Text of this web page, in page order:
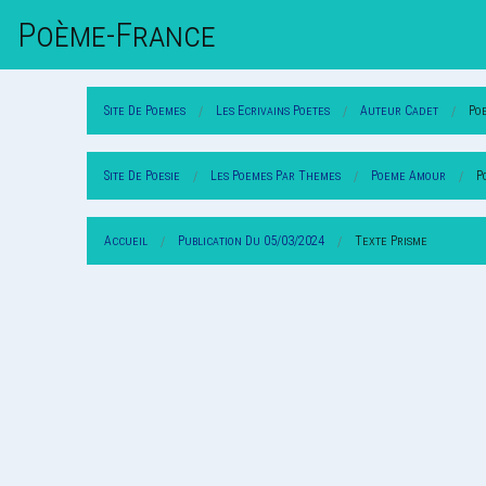
Poème-FrAnce
Site De Poemes Les Ecrivains Poetes Auteur Cadet
Site De Poesie Les Poemes Par Themes Poeme Amour
Accueil Publication Du 05/03/2024 Texte Prisme